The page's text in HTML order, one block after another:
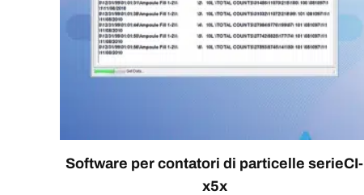
Software per contatori di particelle serieCI-
x5x